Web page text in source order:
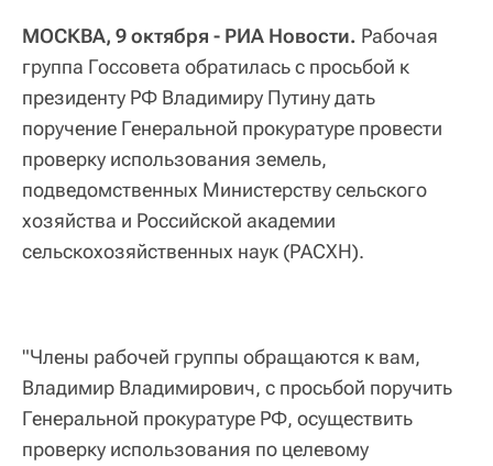
МОСКВА, 9 октября - РИА Новости. Рабочая
группа Госсовета обратилась с просьбой к
президенту РФ Владимиру Путину дать
поручение Генеральной прокуратуре провести
проверку использования земель,
подведомственных Министерству сельского
хозяйства и Российской академии
сельскохозяйственных наук (РАСХН).
"Члены рабочей группы обращаются к вам,
Владимир Владимирович, с просьбой поручить
Генеральной прокуратуре РФ, осуществить
проверку использования по целевому